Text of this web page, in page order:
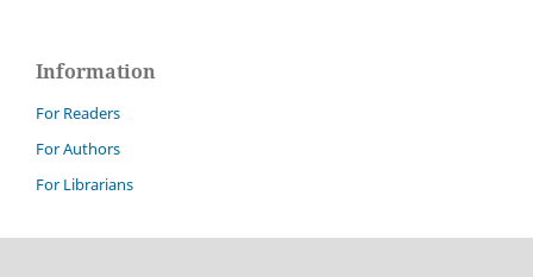
Information
For Readers
For Authors
For Librarians